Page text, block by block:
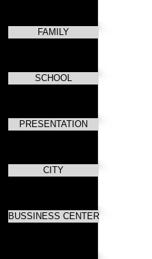
FAMILY
SCHOOL
PRESENTATION
CITY
BUSSINESS CENTER